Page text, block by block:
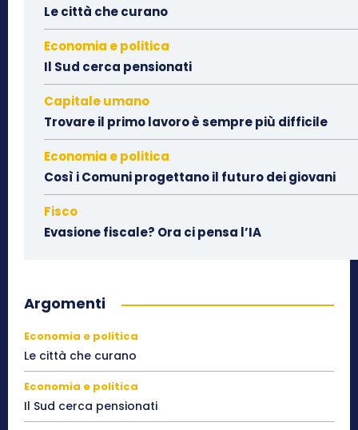
Le città che curano
Economia e politica
Il Sud cerca pensionati
Capitale umano
Trovare il primo lavoro è sempre più difficile
Economia e politica
Così i Comuni progettano il futuro dei giovani
Fisco
Evasione fiscale? Ora ci pensa l’IA
Argomenti
Economia e politica
Le città che curano
Economia e politica
Il Sud cerca pensionati